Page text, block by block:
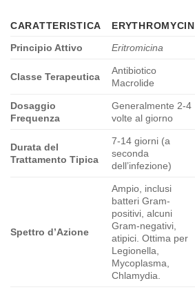
CARATTERISTICA ERYTHROMYCIN
Principio Attivo
Eritromicina
Classe Terapeutica
Antibiotico
Macrolide
Dosaggio
Frequenza
Generalmente 2-4
volte al giorno
Durata del
Trattamento Tipica
7-14 giorni (a
seconda
dell’infezione)
Spettro d’Azione
Ampio, inclusi
batteri Gram-
positivi, alcuni
Gram-negativi,
atipici. Ottima per
Legionella,
Mycoplasma,
Chlamydia.